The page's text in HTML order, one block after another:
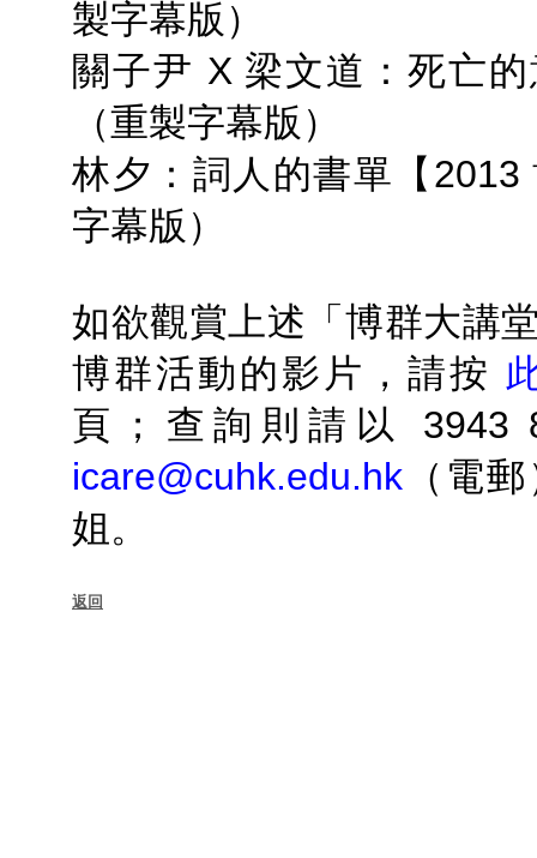
製字幕版）
關子尹 X 梁文道：死亡
（重製字幕版）
林夕：詞人的書單【2013
字幕版）
如欲觀賞上述「博群大講
博群活動的影片，請按
頁；查詢則請以 3943
icare@cuhk.edu.hk （電
姐。
返回